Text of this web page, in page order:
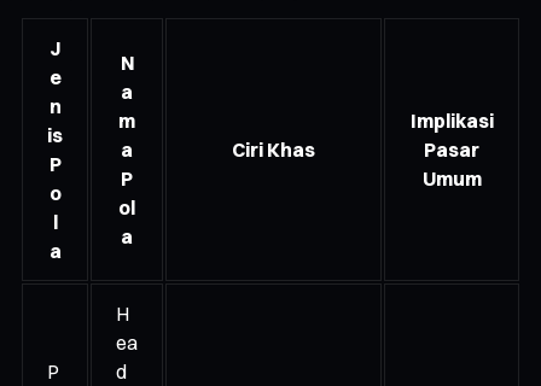
J
e
n
is
P
o
l
a
N
a
m
a
P
ol
a
Ciri Khas
Implikasi
Pasar
Umum
P
H
ea
d